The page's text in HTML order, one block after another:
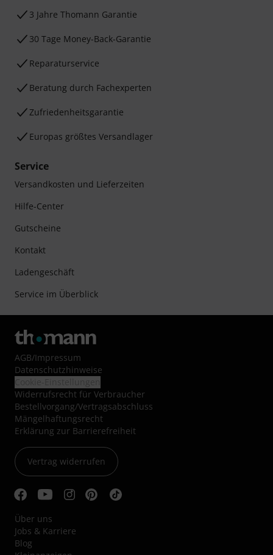
3 Jahre Thomann Garantie
30 Tage Money-Back-Garantie
Reparaturservice
Beratung durch Fachexperten
Zufriedenheitsgarantie
Europas größtes Versandlager
Service
Versandkosten und Lieferzeiten
Hilfe-Center
Gutscheine
Kontakt
Ladengeschäft
Service im Überblick
AGB/Impressum
Datenschutzhinweise
Widerrufsrecht für Verbraucher
Bestellvorgang/Vertragsabschluss
Mängelhaftungsrecht
Erklärung zur Barrierefreiheit
Vertrag widerrufen
Über uns
Jobs & Karriere
Blog